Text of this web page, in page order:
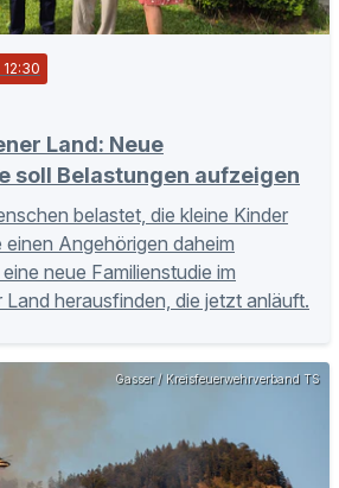
Land: Neue
soll Belastungen aufzeigen
belastet, die kleine Kinder
Angehörigen daheim
neue Familienstudie im
herausfinden, die jetzt anläuft.
Gasser / Kreisfeuerwehrverband TS